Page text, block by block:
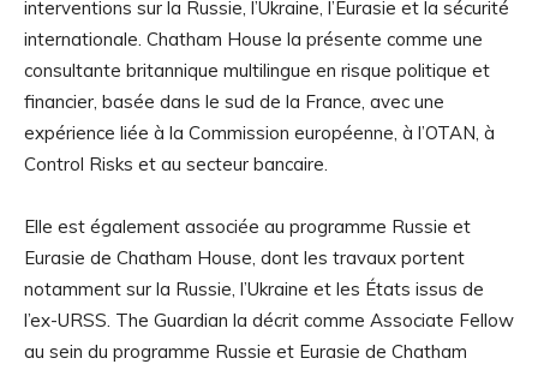
interventions sur la Russie, l’Ukraine, l’Eurasie et la sécurité
internationale. Chatham House la présente comme une
consultante britannique multilingue en risque politique et
financier, basée dans le sud de la France, avec une
expérience liée à la Commission européenne, à l’OTAN, à
Control Risks et au secteur bancaire.
Elle est également associée au programme Russie et
Eurasie de Chatham House, dont les travaux portent
notamment sur la Russie, l’Ukraine et les États issus de
l’ex-URSS. The Guardian la décrit comme Associate Fellow
au sein du programme Russie et Eurasie de Chatham